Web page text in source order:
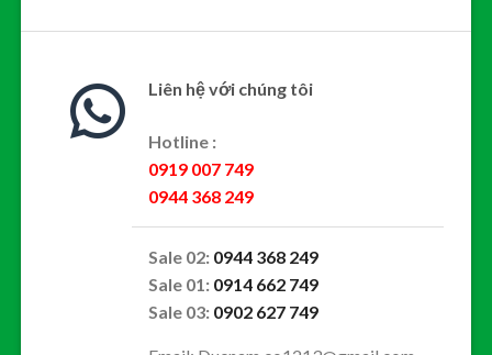
Liên hệ với chúng tôi
Hotline :
0919 007 749
0944 368 249
Sale 02: 0944 368 249
Sale 01: 0914 662 749
Sale 03: 0902 627 749